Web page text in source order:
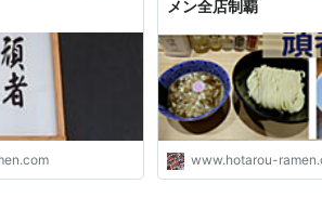
メン全店制覇
www.hotarou-